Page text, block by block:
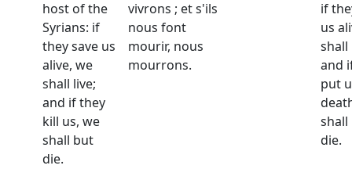
host of the
Syrians: if
they save us
alive, we
shall live;
and if they
kill us, we
shall but
die.
vivrons ; et s'ils
nous font
mourir, nous
mourrons.
if
us
shall
and
put
die.